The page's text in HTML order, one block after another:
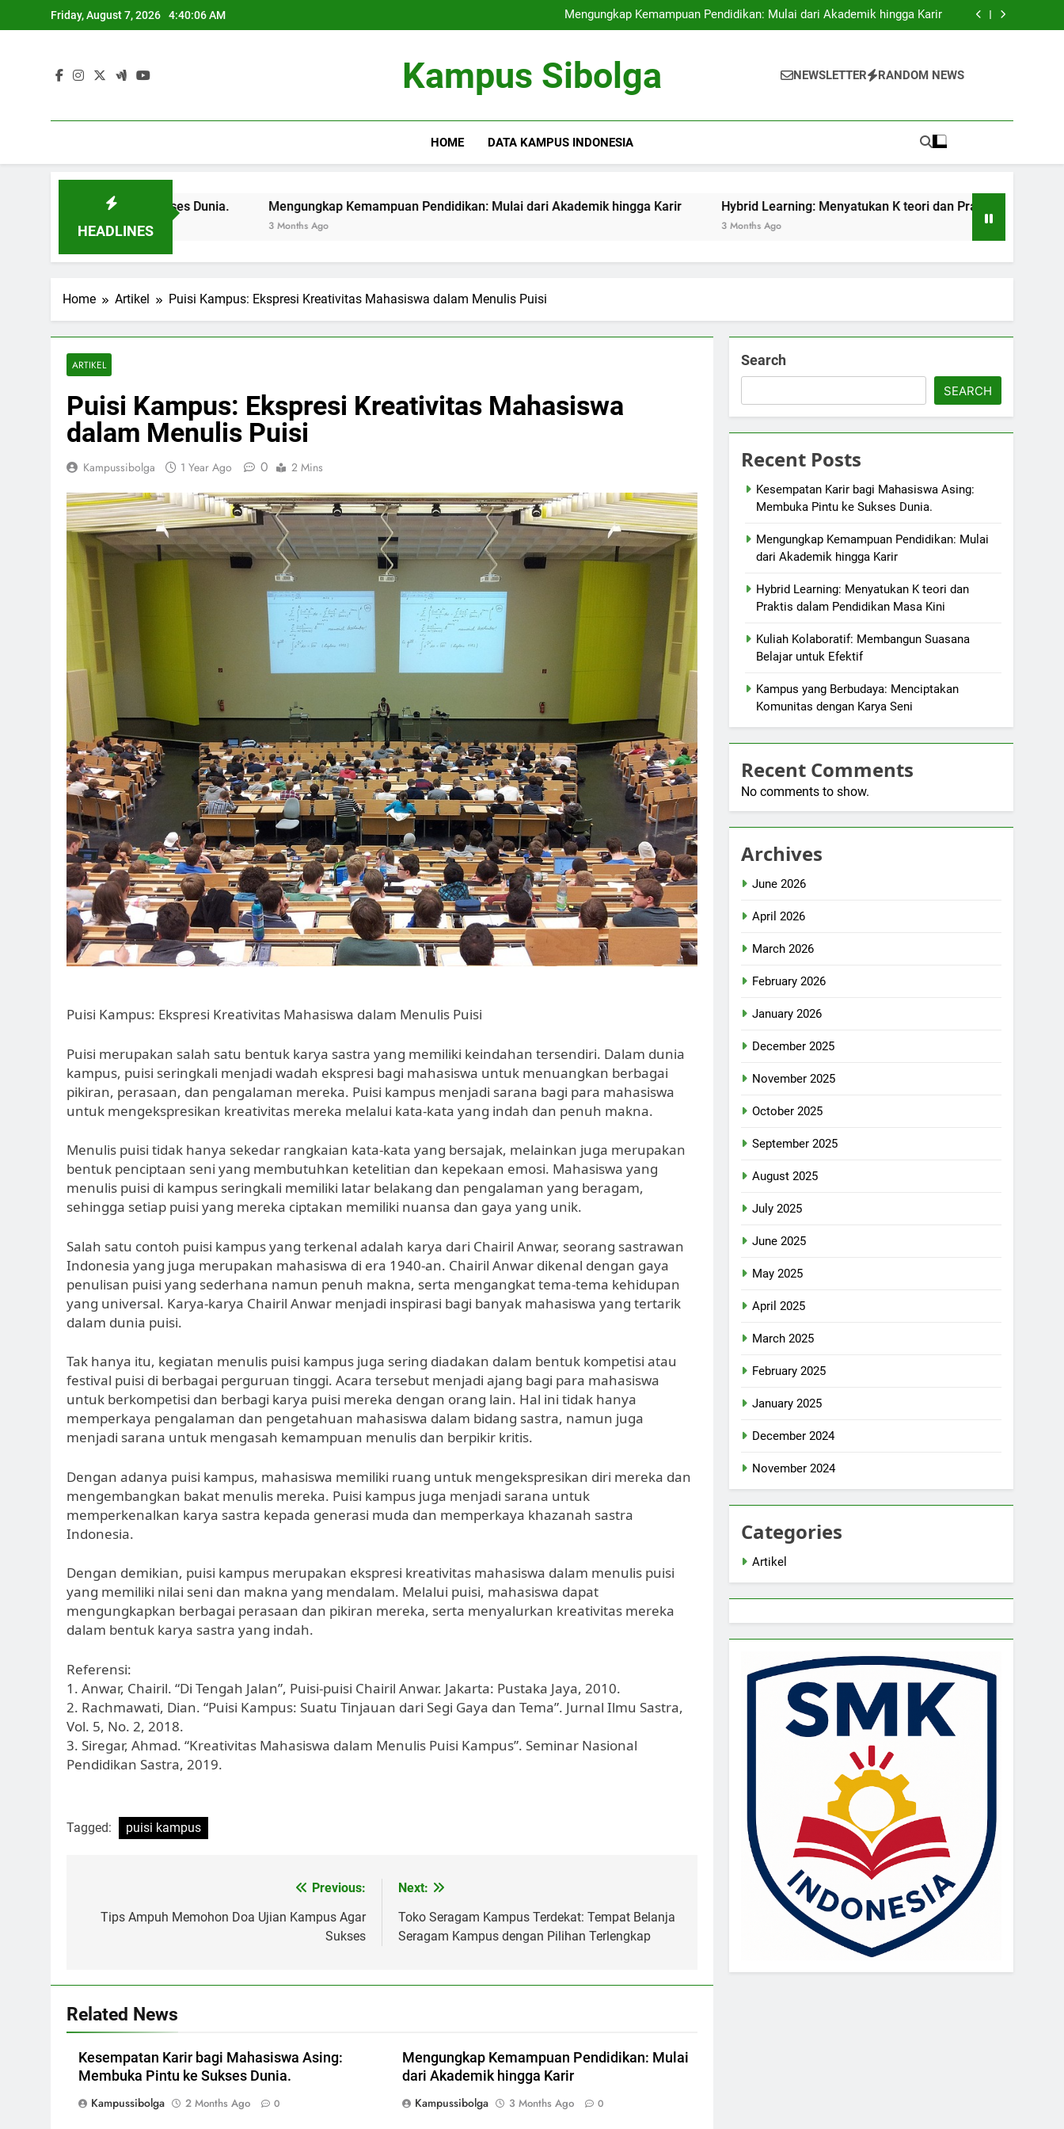
to
Friday, August 7, 2026 4:40:07 AM
Mengungkap Kemampuan Pendidikan: Mulai dari Akademik hingga Karir
Hybrid Learning: Menyatukan K teori dan Praktis dalam Pendidikan Masa
Mengungkap Kemampuan Pendidikan: Mulai dari Akademik hingga Karir
Hybrid Learning: Menyatukan K teori dan Praktis dalam Pendidikan Masa
Kampus Sibolga NEWSLETTER RANDOM NEWS
HOME DATA KAMPUS INDONESIA
HEADLINES
Pintu ke Sukses Dunia. Mengungkap Kemampuan Pendidikan: Mulai dari Akademik hingga Karir Hybrid Learning: Menyatukan K teori dan Praktis dalam Pendidikan Masa
Home Artikel Puisi Kampus: Ekspresi Kreativitas Mahasiswa dalam Menulis Puisi
ARTIKEL
Puisi Kampus: Ekspresi Kreativitas Mahasiswa
dalam Menulis Puisi
Kampussibolga 1 Year Ago 0 2 Mins
Puisi Kampus: Ekspresi Kreativitas Mahasiswa dalam Menulis Puisi
Puisi merupakan salah satu bentuk karya sastra yang memiliki keindahan tersendiri. Dalam dunia
kampus, puisi seringkali menjadi wadah ekspresi bagi mahasiswa untuk menuangkan berbagai
pikiran, perasaan, dan pengalaman mereka. Puisi kampus menjadi sarana bagi para mahasiswa
untuk mengekspresikan kreativitas mereka melalui kata-kata yang indah dan penuh makna.
Menulis puisi tidak hanya sekedar rangkaian kata-kata yang bersajak, melainkan juga merupakan
bentuk penciptaan seni yang membutuhkan ketelitian dan kepekaan emosi. Mahasiswa yang
menulis puisi di kampus seringkali memiliki latar belakang dan pengalaman yang beragam,
sehingga setiap puisi yang mereka ciptakan memiliki nuansa dan gaya yang unik.
Salah satu contoh puisi kampus yang terkenal adalah karya dari Chairil Anwar, seorang sastrawan
Indonesia yang juga merupakan mahasiswa di era 1940-an. Chairil Anwar dikenal dengan gaya
penulisan puisi yang sederhana namun penuh makna, serta mengangkat tema-tema kehidupan
yang universal. Karya-karya Chairil Anwar menjadi inspirasi bagi banyak mahasiswa yang tertarik
dalam dunia puisi.
Tak hanya itu, kegiatan menulis puisi kampus juga sering diadakan dalam bentuk kompetisi atau
festival puisi di berbagai perguruan tinggi. Acara tersebut menjadi ajang bagi para mahasiswa
untuk berkompetisi dan berbagi karya puisi mereka dengan orang lain. Hal ini tidak hanya
memperkaya pengalaman dan pengetahuan mahasiswa dalam bidang sastra, namun juga
menjadi sarana untuk mengasah kemampuan menulis dan berpikir kritis.
Dengan adanya puisi kampus, mahasiswa memiliki ruang untuk mengekspresikan diri mereka dan
mengembangkan bakat menulis mereka. Puisi kampus juga menjadi sarana untuk
memperkenalkan karya sastra kepada generasi muda dan memperkaya khazanah sastra
Indonesia.
Dengan demikian, puisi kampus merupakan ekspresi kreativitas mahasiswa dalam menulis puisi
yang memiliki nilai seni dan makna yang mendalam. Melalui puisi, mahasiswa dapat
mengungkapkan berbagai perasaan dan pikiran mereka, serta menyalurkan kreativitas mereka
dalam bentuk karya sastra yang indah.
Referensi:
1. Anwar, Chairil. “Di Tengah Jalan”, Puisi-puisi Chairil Anwar. Jakarta: Pustaka Jaya, 2010.
2. Rachmawati, Dian. “Puisi Kampus: Suatu Tinjauan dari Segi Gaya dan Tema”. Jurnal Ilmu Sastra,
Vol. 5, No. 2, 2018.
3. Siregar, Ahmad. “Kreativitas Mahasiswa dalam Menulis Puisi Kampus”. Seminar Nasional
Pendidikan Sastra, 2019.
Tagged: puisi kampus
navigation
Previous:
Tips Ampuh Memohon Doa Ujian Kampus Agar
Sukses
Next:
Toko Seragam Kampus Terdekat: Tempat Belanja
Seragam Kampus dengan Pilihan Terlengkap
Related News
Kesempatan Karir bagi Mahasiswa Asing:
Membuka Pintu ke Sukses Dunia.
Kampussibolga
2 Months Ago 0
Mengungkap Kemampuan Pendidikan: Mulai
dari Akademik hingga Karir
Kampussibolga
3 Months Ago 0
Search
SEARCH
Recent Posts
Kesempatan Karir bagi Mahasiswa Asing:
Membuka Pintu ke Sukses Dunia.
Mengungkap Kemampuan Pendidikan: Mulai
dari Akademik hingga Karir
Hybrid Learning: Menyatukan K teori dan
Praktis dalam Pendidikan Masa Kini
Kuliah Kolaboratif: Membangun Suasana
Belajar untuk Efektif
Kampus yang Berbudaya: Menciptakan
Komunitas dengan Karya Seni
Recent Comments
No comments to show.
Archives
June 2026
April 2026
March 2026
February 2026
January 2026
December 2025
November 2025
October 2025
September 2025
August 2025
July 2025
June 2025
May 2025
April 2025
March 2025
February 2025
January 2025
December 2024
November 2024
Categories
Artikel